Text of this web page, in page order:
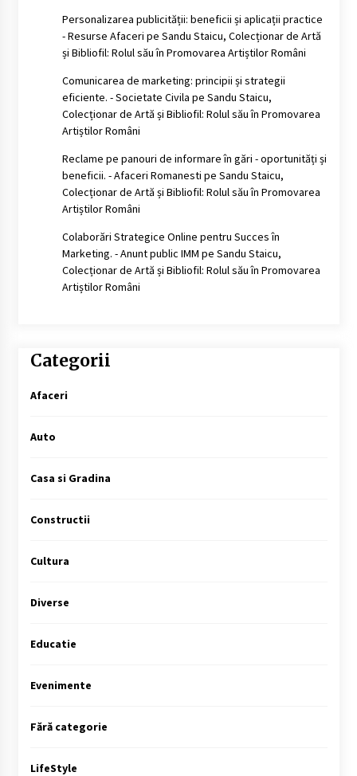
Personalizarea publicității: beneficii și aplicații practice
- Resurse Afaceri pe Sandu Staicu, Colecționar de Artă
și Bibliofil: Rolul său în Promovarea Artiștilor Români
Comunicarea de marketing: principii și strategii
eficiente. - Societate Civila pe Sandu Staicu,
Colecționar de Artă și Bibliofil: Rolul său în Promovarea
Artiștilor Români
Reclame pe panouri de informare în gări - oportunități și
beneficii. - Afaceri Romanesti pe Sandu Staicu,
Colecționar de Artă și Bibliofil: Rolul său în Promovarea
Artiștilor Români
Colaborări Strategice Online pentru Succes în
Marketing. - Anunt public IMM pe Sandu Staicu,
Colecționar de Artă și Bibliofil: Rolul său în Promovarea
Artiștilor Români
Categorii
Afaceri
Auto
Casa si Gradina
Constructii
Cultura
Diverse
Educatie
Evenimente
Fără categorie
LifeStyle